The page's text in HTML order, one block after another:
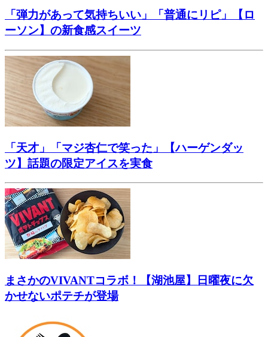
「弾力があって気持ちいい」「普通にリピ」【ロ
ーソン】の新食感スイーツ
「天才」「マジ杏仁で笑った」【ハーゲンダッ
ツ】話題の限定アイスを実食
まさかのVIVANTコラボ！【湖池屋】日曜夜に欠
かせないポテチが登場